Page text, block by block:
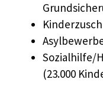
Sozialhilfe/
(23.000